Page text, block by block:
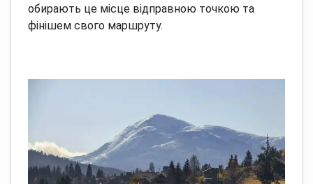
обирають це місце відправною точкою та
фінішем свого маршруту.